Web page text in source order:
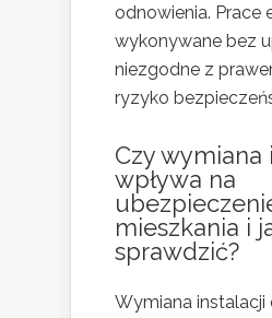
odnowienia. Prace
wykonywane bez
niezgodne z
ryzyko
Czy wymiana
wpływa na
mieszkania i
sprawdzić?
Wymiana instalacji